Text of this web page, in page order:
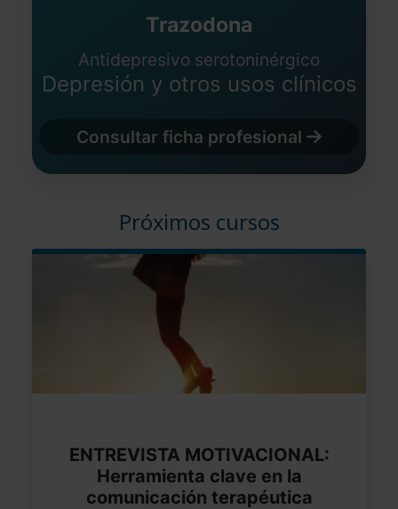
Trazodona
Antidepresivo serotoninérgico
Depresión y otros usos clínicos
Consultar ficha profesional
Próximos cursos
ENTREVISTA MOTIVACIONAL:
Herramienta clave en la
comunicación terapéutica